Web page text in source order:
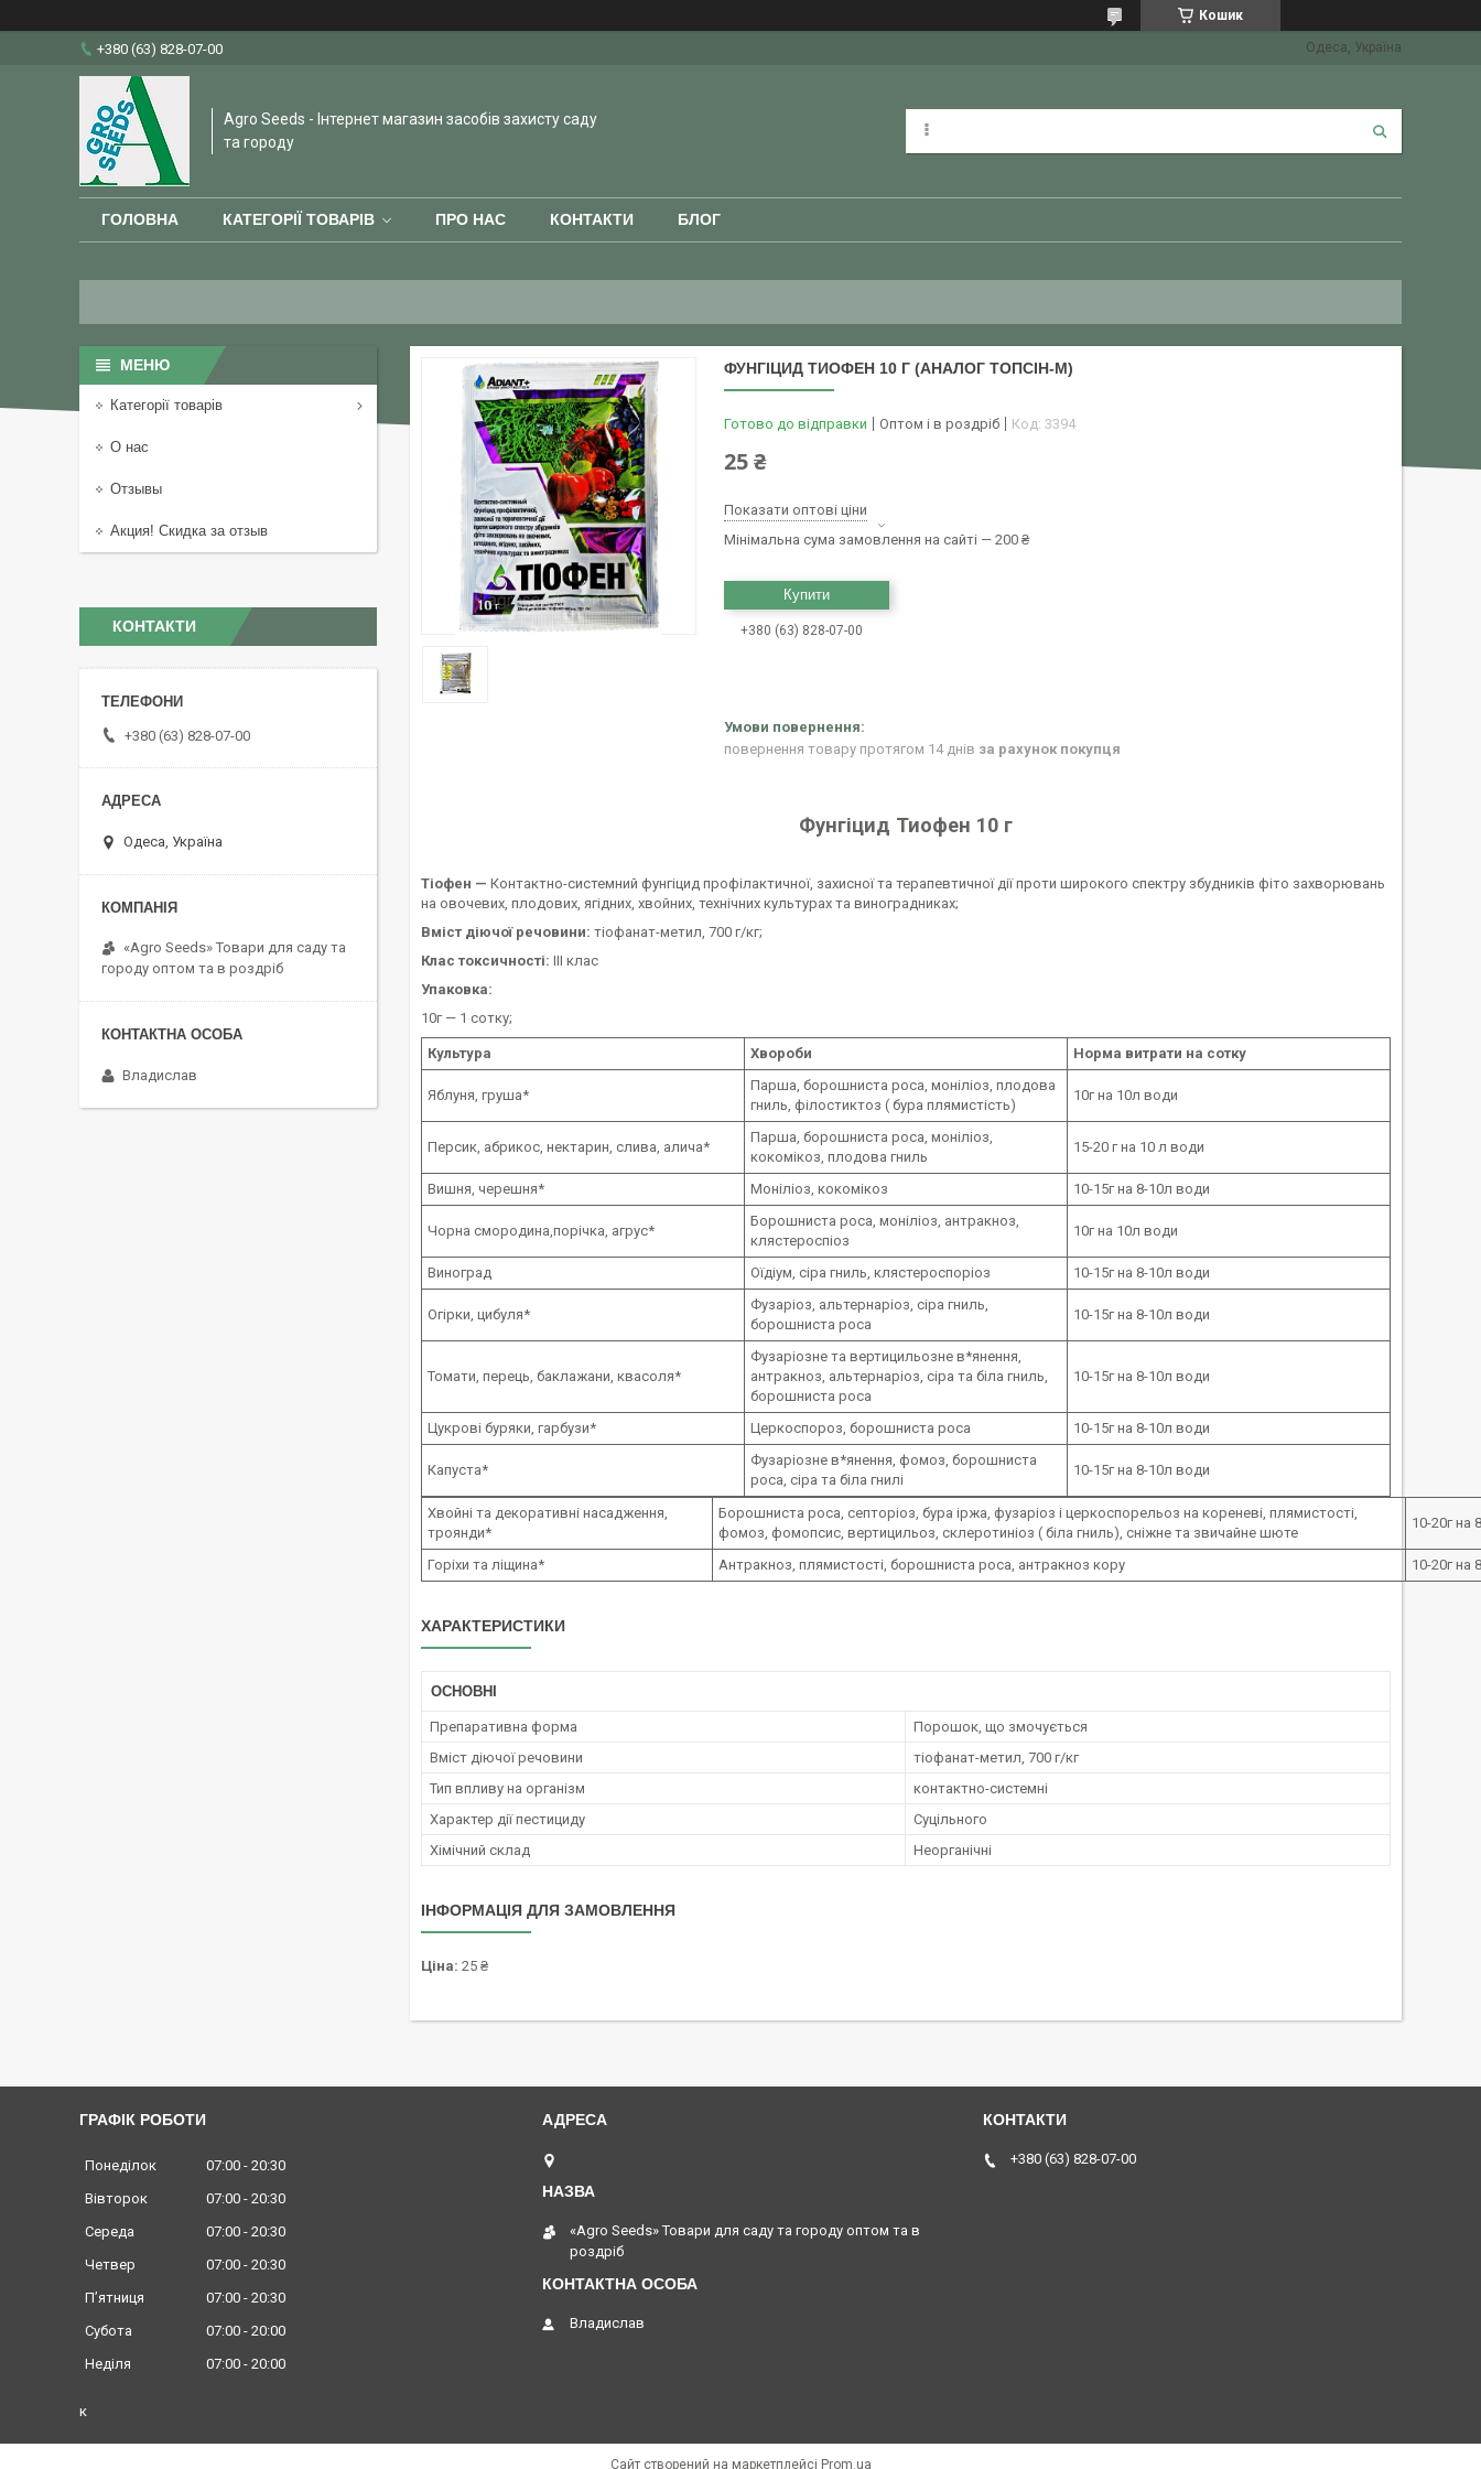
Кошик
+380 (63) 828-07-00 Одеса, Україна
Agro Seeds - Інтернет магазин засобів захисту саду
та городу
ГОЛОВНА КАТЕГОРІЇ ТОВАРІВ ПРО НАС КОНТАКТИ БЛОГ
ФУНГІЦИД ТИОФЕН 10 Г (АНАЛОГ ТОПСІН-М)
Готово до відправки Оптом і в роздріб Код: 3394
25 ₴
Показати оптові ціни
Мінімальна сума замовлення на сайті — 200 ₴
Купити
+380 (63) 828-07-00
повернення товару протягом 14 днів за рахунок покупця
Фунгіцид Тиофен 10 г
Тіофен — Контактно-системний фунгіцид профілактичної, захисної та терапевтичної дії проти широкого спектру збудників фіто захворювань
на овочевих, плодових, ягідних, хвойних, технічних культурах та виноградниках;
Вміст діючої речовини: тіофанат-метил, 700 г/кг;
Клас токсичності: ІІІ клас
Упаковка:
10г — 1 сотку;
Культура Хвороби Норма витрати на сотку
Яблуня, груша*
Парша, борошниста роса, моніліоз, плодова
гниль, філостиктоз ( бура плямистість)
10г на 10л води
Персик, абрикос, нектарин, слива, алича*
Парша, борошниста роса, моніліоз,
кокомікоз, плодова гниль
15-20 г на 10 л води
Вишня, черешня* Моніліоз, кокомікоз 10-15г на 8-10л води
Чорна смородина,порічка, агрус*
Борошниста роса, моніліоз, антракноз,
клястероспіоз
10г на 10л води
Виноград Оїдіум, сіра гниль, клястероспоріоз 10-15г на 8-10л води
Огірки, цибуля*
Фузаріоз, альтернаріоз, сіра гниль,
борошниста роса
10-15г на 8-10л води
Томати, перець, баклажани, квасоля*
Фузаріозне та вертицильозне в*янення,
антракноз, альтернаріоз, сіра та біла гниль,
борошниста роса
10-15г на 8-10л води
Цукрові буряки, гарбузи* Церкоспороз, борошниста роса 10-15г на 8-10л води
Капуста*
Фузаріозне в*янення, фомоз, борошниста
роса, сіра та біла гнилі
10-15г на 8-10л води
Хвойні та декоративні насадження,
троянди*
Борошниста роса, септоріоз, бура іржа, фузаріоз і церкоспорельоз на кореневі, плямистості,
фомоз, фомопсис, вертицильоз, склеротиніоз ( біла гниль), сніжне та звичайне шюте
10-20г на
Горіхи та ліщина* Антракноз, плямистості, борошниста роса, антракноз кору 10-20г на
ХАРАКТЕРИСТИКИ
ОСНОВНІ
Препаративна форма
Порошок, що змочується
Вміст діючої речовини
тіофанат-метил, 700 г/кг
Тип впливу на організм
контактно-системні
Характер дії пестициду
Суцільного
Хімічний склад
Неорганічні
ІНФОРМАЦІЯ ДЛЯ ЗАМОВЛЕННЯ
Ціна: 25 ₴
Категорії товарів
О нас
Отзывы
Акция! Скидка за отзыв
КОНТАКТИ
+380 (63) 828-07-00
Одеса, Україна
«Agro Seeds» Товари для саду та
городу оптом та в роздріб
Владислав
ГРАФІК РОБОТИ
Понеділок 07:00
20:30
Вівторок
07:00
20:30
Середа
07:00
20:30
Четвер
07:00
20:30
Пʼятниця
07:00
20:30
Субота
07:00
20:00
Неділя
07:00 20:00
«Agro Seeds» Товари для саду та городу оптом та в
роздріб
Владислав
+380 (63) 828-07-00
к
Сайт створений на маркетплейсі Prom.ua